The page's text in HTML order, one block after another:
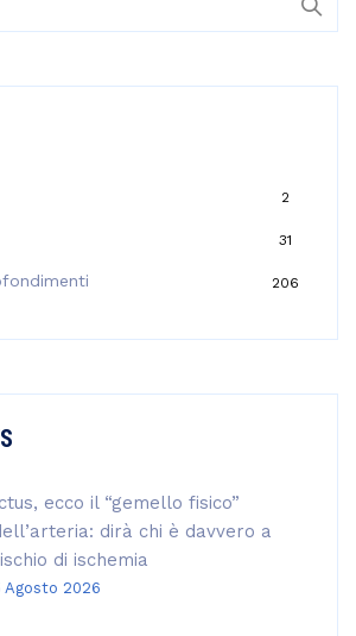
2
31
206
ecco il “gemello fisico”
dirà chi è davvero a
di ischemia
Agosto 2026